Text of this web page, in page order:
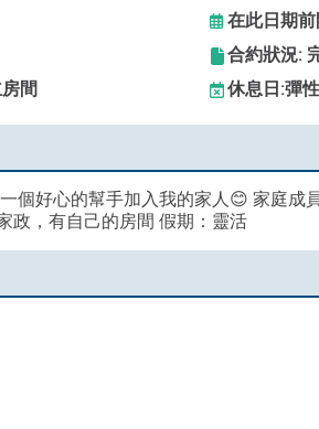
在此日期
合約狀況:
間
休息日:彈性
個好心的幫手加入我的家人😊 家庭成
政，有自己的房間 假期：靈活